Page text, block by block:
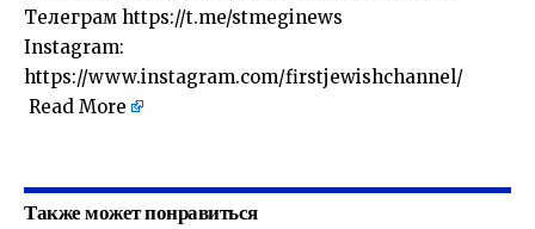
Телеграм https://t.me/stmeginews
Instagram:
https://www.instagram.com/firstjewishchannel/
Read More
Также может понравиться